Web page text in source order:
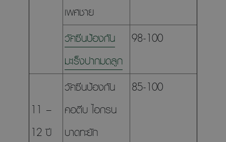
เพศชาย
วัคซีนป้องกัน
มะเร็งปากมดลูก
98-100
11 –
12 ปี
วัคซีนป้องกัน
คอตีบ ไอกรน
บาดทะยัก
85-100